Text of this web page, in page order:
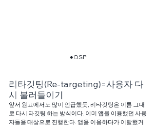
● DSP
리타깃팅(Re-targeting)=사용자 다
시 불러들이기
앞서 원고에서도 많이 언급했듯, 리타깃팅은 이름 그대
로 다시 타깃팅 하는 방식이다. 이미 앱을 이용했던 사용
자들을 대상으로 진행한다. 앱을 이용하다가 이탈했거